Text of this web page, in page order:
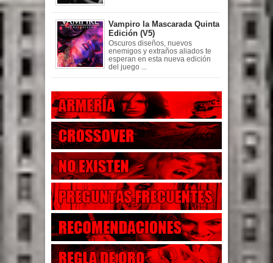
Vampiro la Mascarada Quinta
Edición (V5)
Oscuros diseños, nuevos
enemigos y extraños aliados te
esperan en esta nueva edición
del juego ...